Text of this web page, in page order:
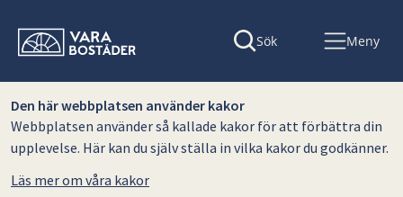
Den här webbplatsen använder kakor
Webbplatsen använder så kallade kakor för att förbättra din
upplevelse. Här kan du själv ställa in vilka kakor du godkänner.
Läs mer om våra kakor
Sök Meny